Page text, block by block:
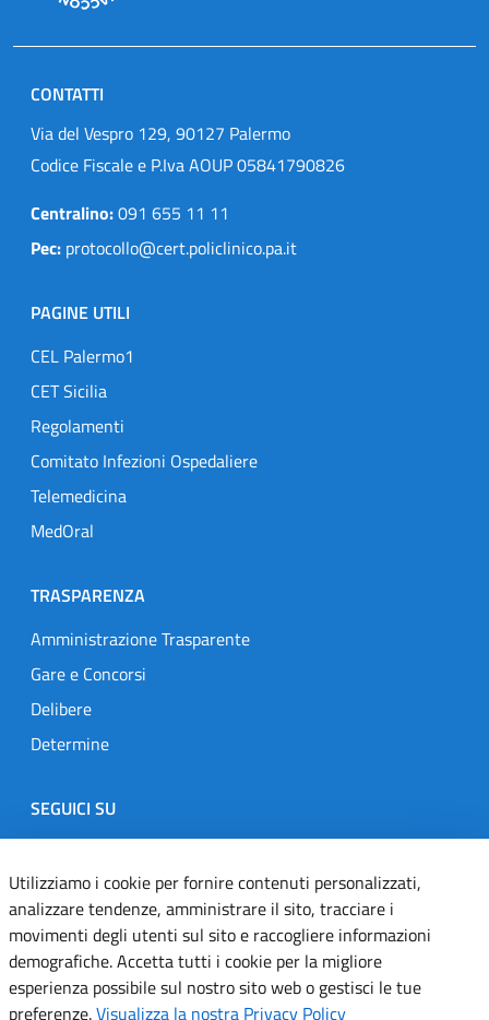
CONTATTI
Via del Vespro 129, 90127 Palermo
Codice Fiscale e P.Iva AOUP 05841790826
Centralino:091 655 11 11
Pec: protocollo@cert.policlinico.pa.it
PAGINE UTILI
CEL Palermo1
CET Sicilia
Regolamenti
Comitato Infezioni Ospedaliere
Telemedicina
MedOral
TRASPARENZA
Amministrazione Trasparente
Gare e Concorsi
Delibere
Determine
SEGUICI SU
Designers Italia
TwitterInstagramYoutubeLinkedin
Dichiarazione di accessibilità
Informativa cookie
Utilizziamo i cookie per fornire contenuti personalizzati,
analizzare tendenze, amministrare il sito, tracciare i
movimenti degli utenti sul sito e raccogliere informazioni
demografiche. Accetta tutti i cookie per la migliore
esperienza possibile sul nostro sito web o gestisci le tue
preferenze.Visualizza la nostra Privacy Policy